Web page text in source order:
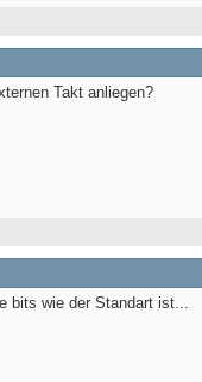
Takt anliegen?
bits wie der Standart ist...